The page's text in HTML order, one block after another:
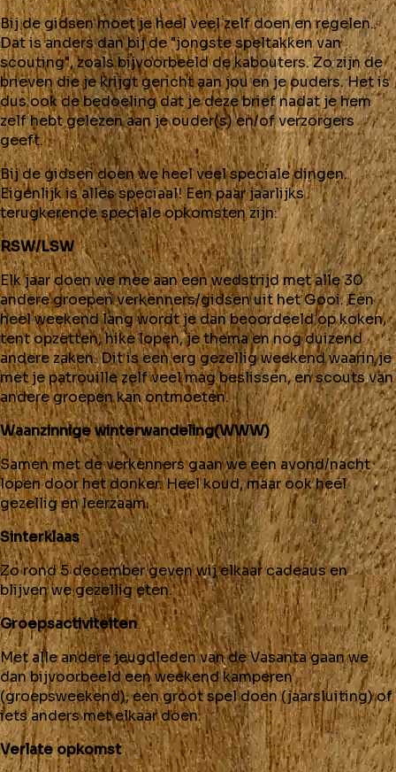
Bij de gidsen moet je heel veel zelf doen en regelen.
Dat is anders dan bij de "jongste speltakken van
scouting", zoals bijvoorbeeld de kabouters. Zo zijn de
brieven die je krijgt gericht aan jou en je ouders. Het is
dus ook de bedoeling dat je deze brief nadat je hem
zelf hebt gelezen aan je ouder(s) en/of verzorgers
geeft.
Bij de gidsen doen we heel veel speciale dingen.
Eigenlijk is alles speciaal! Een paar jaarlijks
terugkerende speciale opkomsten zijn:
RSW/LSW
Elk jaar doen we mee aan een wedstrijd met alle 30
andere groepen verkenners/gidsen uit het Gooi. Een
heel weekend lang wordt je dan beoordeeld op koken,
tent opzetten, hike lopen, je thema en nog duizend
andere zaken. Dit is een erg gezellig weekend waarin je
met je patrouille zelf veel mag beslissen, en scouts van
andere groepen kan ontmoeten.
Waanzinnige winterwandeling(WWW)
Samen met de verkenners gaan we een avond/nacht
lopen door het donker. Heel koud, maar ook heel
gezellig en leerzaam.
Sinterklaas
Zo rond 5 december geven wij elkaar cadeaus en
blijven we gezellig eten.
Groepsactiviteiten
Met alle andere jeugdleden van de Vasanta gaan we
dan bijvoorbeeld een weekend kamperen
(groepsweekend), een groot spel doen (jaarsluiting) of
iets anders met elkaar doen.
Verlate opkomst